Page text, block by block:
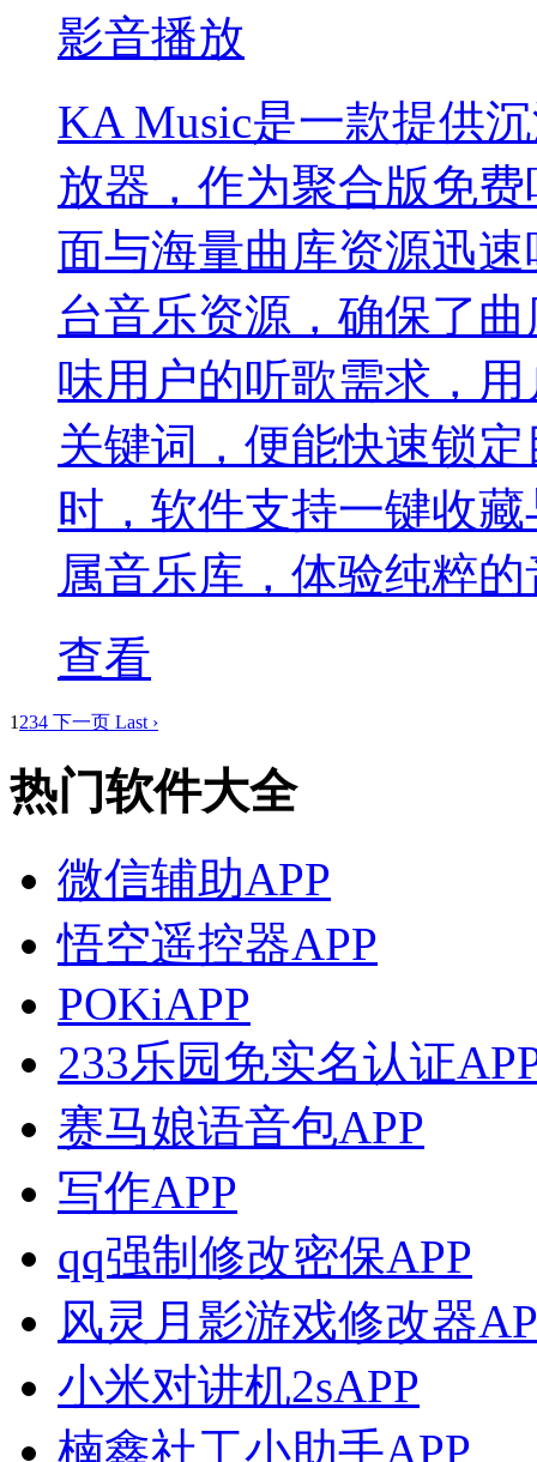
影音播放
KA Music是一款提供
放器，作为聚合版免
面与海量曲库资源迅
台音乐资源，确保了
味用户的听歌需求，
关键词，便能快速锁
时，软件支持一键收
属音乐库，体验纯粹
查看
1 234 下一页 Last ›
热门软件大全
微信辅助APP
悟空遥控器APP
‎POKiAPP
233乐园免实名认证
赛马娘语音包APP
写作APP
qq强制修改密保APP
风灵月影游戏修改器
小米对讲机2sAPP
楠鑫社工小助手APP